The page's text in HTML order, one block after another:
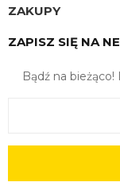
ZAKUPY
ZAPISZ SIĘ NA
Bądź na